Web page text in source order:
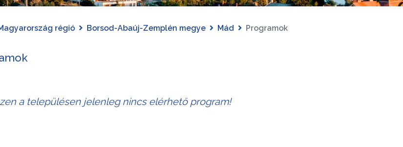
régió Borsod-Abaúj-Zemplén megye Mád Programok
a településen jelenleg nincs elérhető program!